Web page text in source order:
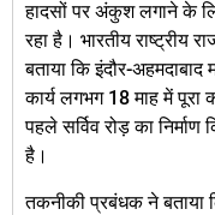
हादसों पर अंकुश लगाने के
रहा है। भारतीय राष्ट्रीय
बताया कि इंदौर-
कार्य लगभग 18 माह में
पहले सर्विव रोड़ का
है।
तकनीकी प्रबंधक ने बताया